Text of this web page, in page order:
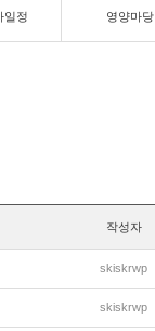
일정 영양마당
작성자
skiskrwp
skiskrwp